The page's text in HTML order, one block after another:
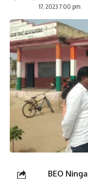
17, 2023 7:00 pm
BEO